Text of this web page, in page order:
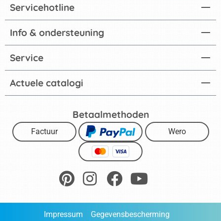
Actuele catalogi
Servicehotline
Info & ondersteuning
Service
Betaalmethoden
Factuur Wero
Impressum Gegevensbescherming